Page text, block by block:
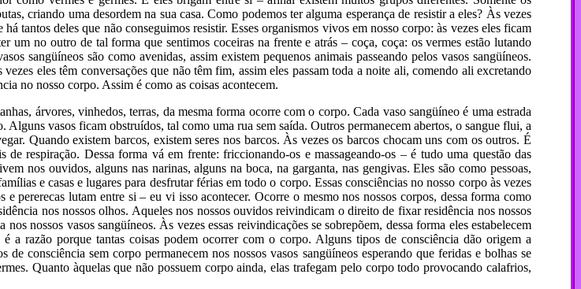
criando uma desordem na sua casa. Como podemos ter alguma esperança de resistir a eles? Às vezes
tantos deles que não conseguimos resistir. Esses organismos vivos em nosso corpo: às vezes eles ficam
um no outro de tal forma que sentimos coceiras na frente e atrás – coça, coça: os vermes estão lutando
sangüíneos são como avenidas, assim existem pequenos animais passeando pelos vasos sangüíneos.
eles têm conversações que não têm fim, assim eles passam toda a noite ali, comendo ali excretando
no nosso corpo. Assim é como as coisas acontecem.
árvores, vinhedos, terras, da mesma forma ocorre com o corpo. Cada vaso sangüíneo é uma estrada
Alguns vasos ficam obstruídos, tal como uma rua sem saída. Outros permanecem abertos, o sangue flui, a
Quando existem barcos, existem seres nos barcos. Às vezes os barcos chocam uns com os outros. É
respiração. Dessa forma vá em frente: friccionando-os e massageando-os – é tudo uma questão das
nos ouvidos, alguns nas narinas, alguns na boca, na garganta, nas gengivas. Eles são como pessoas,
e casas e lugares para desfrutar férias em todo o corpo. Essas consciências no nosso corpo às vezes
pererecas lutam entre si – eu vi isso acontecer. Ocorre o mesmo nos nossos corpos, dessa forma como
nos nossos olhos. Aqueles nos nossos ouvidos reivindicam o direito de fixar residência nos nossos
nossos vasos sangüíneos. Às vezes essas reivindicações se sobrepõem, dessa forma eles estabelecem
a razão porque tantas coisas podem ocorrer com o corpo. Alguns tipos de consciência dão origem a
consciência sem corpo permanecem nos nossos vasos sangüíneos esperando que feridas e bolhas se
Quanto àquelas que não possuem corpo ainda, elas trafegam pelo corpo todo provocando calafrios,